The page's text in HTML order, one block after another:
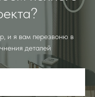
и я вам перезвоню в
деталей